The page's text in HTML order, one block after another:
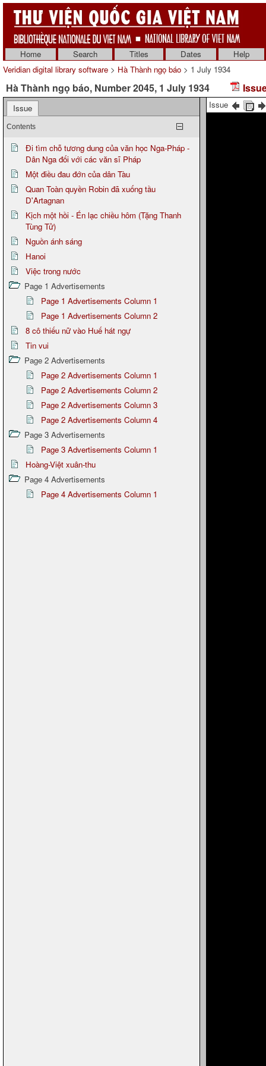
Home Search Titles Dates
Help
Veridian digital library software > Hà Thành ngọ báo > 1 July 1934
Hà Thành ngọ báo, Number 2045, 1 July 1934
Issue
Contents
Đi tìm chỗ tương dung của văn học Nga-Pháp -
Dân Nga đối với các văn sĩ Pháp
Một điều đau đớn của dân Tàu
Quan Toàn quyền Robin đã xuống tầu
D'Artagnan
Kịch một hồi - Én lạc chiều hôm (Tặng Thanh
Tùng Tử)
Nguồn ánh sáng
Hanoi
Việc trong nước
Page 1 Advertisements
Page 1 Advertisements Column 1
Page 1 Advertisements Column 2
8 cô thiếu nữ vào Huế hát ngự
Tin vui
Page 2 Advertisements
Page 2 Advertisements Column 1
Page 2 Advertisements Column 2
Page 2 Advertisements Column 3
Page 2 Advertisements Column 4
Page 3 Advertisements
Page 3 Advertisements Column 1
Hoàng-Việt xuân-thu
Page 4 Advertisements
Page 4 Advertisements Column 1
Issue